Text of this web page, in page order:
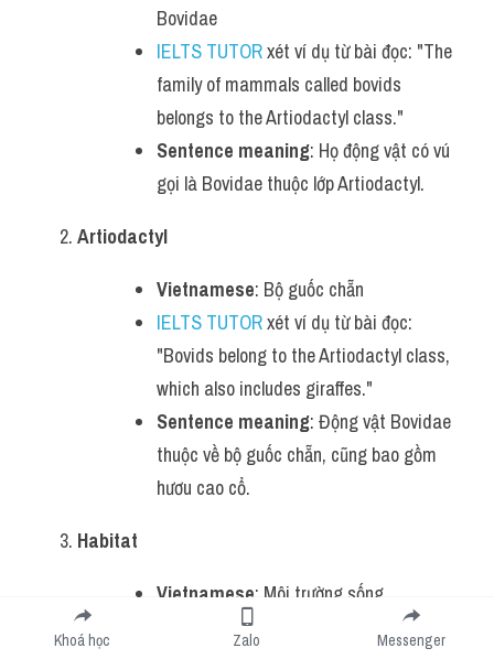
Bovidae
IELTS TUTOR xét ví dụ từ bài đọc: "The
family of mammals called bovids
belongs to the Artiodactyl class."
Sentence meaning: Họ động vật có vú
gọi là Bovidae thuộc lớp Artiodactyl.
Artiodactyl
Vietnamese: Bộ guốc chẵn
IELTS TUTOR xét ví dụ từ bài đọc:
"Bovids belong to the Artiodactyl class,
which also includes giraffes."
Sentence meaning: Động vật Bovidae
thuộc về bộ guốc chẵn, cũng bao gồm
hươu cao cổ.
Habitat
Vietnamese: Môi trường sống
IELTS TUTOR
xét ví dụ từ bài đọc:
Khoá học Zalo Messenger